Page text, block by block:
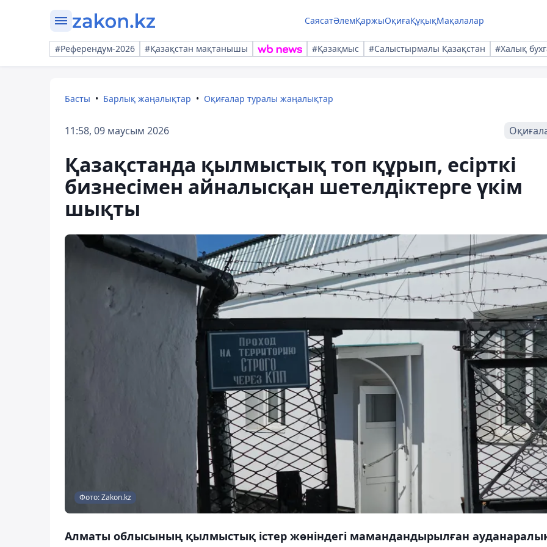
СаясатӘлемҚаржыОқиғаҚұқықМақалалар
#Референдум-2026 #Қазақстан мақтанышы #Қазақмыс #Салыстырмалы Қазақстан #Халық
Басты Барлық жаңалықтар Оқиғалар туралы жаңалықтар
11:58, 09 маусым 2026
Қазақстанда қылмыстық топ құрып, есірткі
бизнесімен айналысқан шетелдіктерге үкім
шықты
Фото: Zakon.kz
Алматы облысының қылмыстық істер жөніндегі мамандандырылған